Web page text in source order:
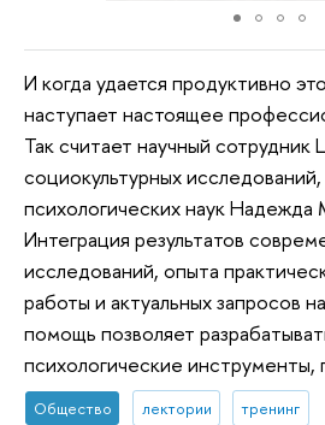
И когда удается продуктивно
наступает настоящее
Так считает научный сотрудник
социокультурных
психологических наук Надежда
Интеграция результатов
исследований, опыта
работы и актуальных запросов
помощь позволяет
психологические инструменты,
Общество лектории тренинг